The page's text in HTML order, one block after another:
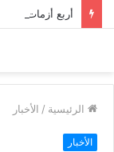
الرئيسية / الأخبار
الأخبار